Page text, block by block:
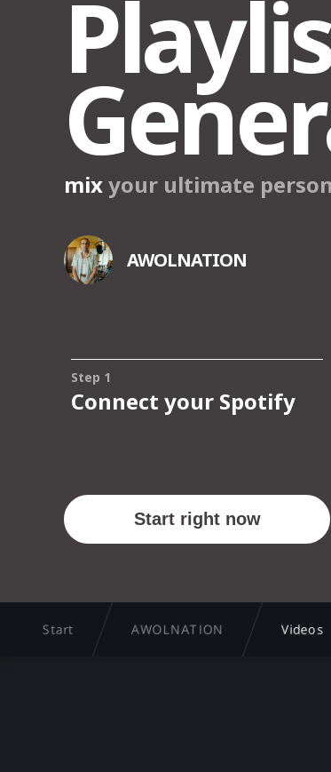
Start AWOLNATION Videos